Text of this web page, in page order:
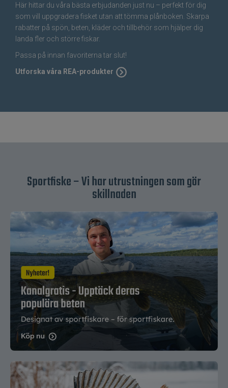
Här hittar du våra bästa erbjudanden just nu – perfekt för dig
som vill uppgradera fisket utan att tömma plånboken. Skarpa
rabatter på spön, beten, kläder och tillbehör som hjälper dig
landa fler och större fiskar.
Passa på innan favoriterna tar slut!
Utforska våra REA-produkter
Sportfiske – Vi har utrustningen som gör
skillnaden